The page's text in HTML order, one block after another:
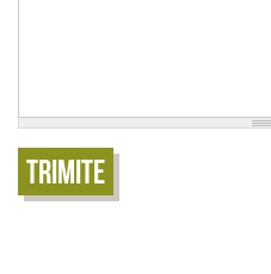
Trimite